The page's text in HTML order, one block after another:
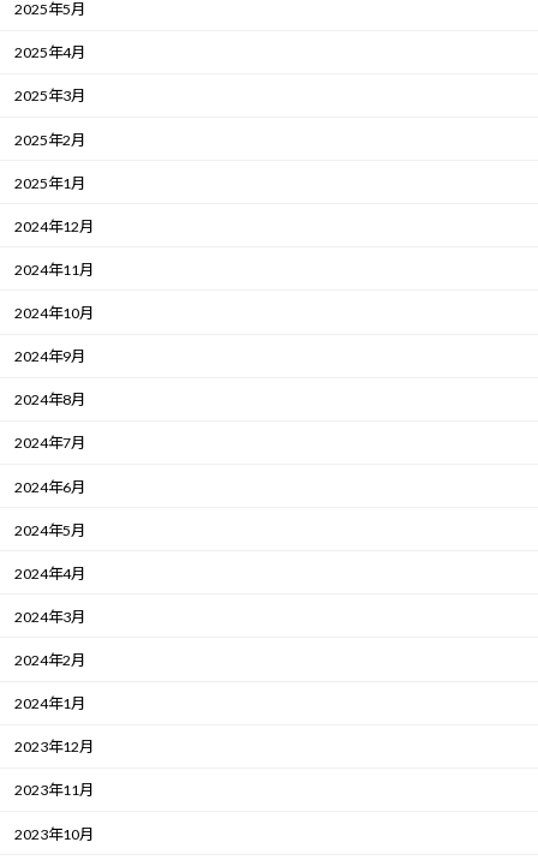
2025年5月
2025年4月
2025年3月
2025年2月
2025年1月
2024年12月
2024年11月
2024年10月
2024年9月
2024年8月
2024年7月
2024年6月
2024年5月
2024年4月
2024年3月
2024年2月
2024年1月
2023年12月
2023年11月
2023年10月